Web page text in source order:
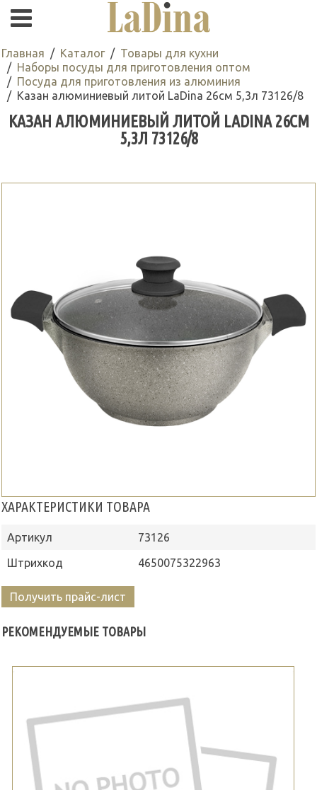
Главная Каталог
Товары для кухни
Наборы посуды для приготовления оптом
Посуда для приготовления из алюминия
Казан алюминиевый литой LaDina 26см 5,3л 73126/8
КАЗАН АЛЮМИНИЕВЫЙ ЛИТОЙ LADINA 26СМ
5,3Л 73126/8
ХАРАКТЕРИСТИКИ ТОВАРА
Артикул
73126
Штрихкод
4650075322963
Получить прайс-лист
РЕКОМЕНДУЕМЫЕ ТОВАРЫ